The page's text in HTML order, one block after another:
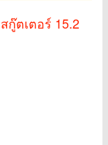
กู๊ตเตอร์ 15.2